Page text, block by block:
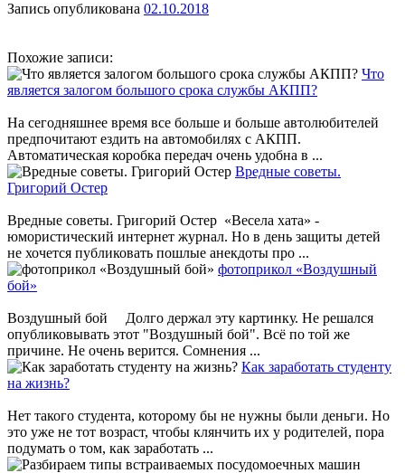
Запись опубликована 02.10.2018
Похожие записи:
Что
является залогом большого срока службы АКПП?
На сегодняшнее время все больше и больше автолюбителей
предпочитают ездить на автомобилях с АКПП.
Автоматическая коробка передач очень удобна в ...
Вредные советы.
Григорий Остер
Вредные советы. Григорий Остер «Весела хата» -
юмористический интернет журнал. Но в день защиты детей
не хочется публиковать пошлые анекдоты про ...
фотоприкол «Воздушный
бой»
Воздушный бой Долго держал эту картинку. Не решался
опубликовывать этот "Воздушный бой". Всё по той же
причине. Не очень верится. Сомнения ...
Как заработать студенту
на жизнь?
Нет такого студента, которому бы не нужны были деньги. Но
это уже не тот возраст, чтобы клянчить их у родителей, пора
подумать о том, как заработать ...